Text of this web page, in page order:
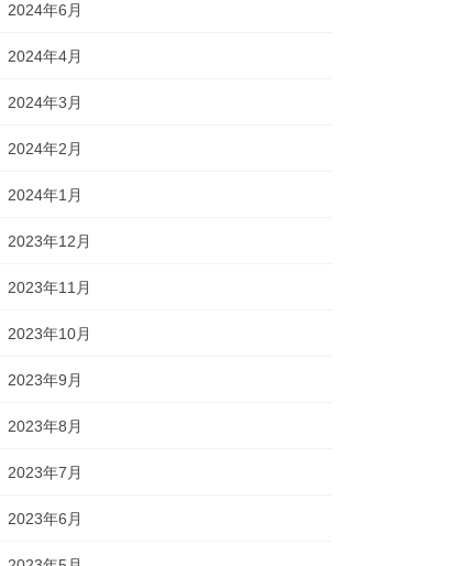
2024年6月
2024年4月
2024年3月
2024年2月
2024年1月
2023年12月
2023年11月
2023年10月
2023年9月
2023年8月
2023年7月
2023年6月